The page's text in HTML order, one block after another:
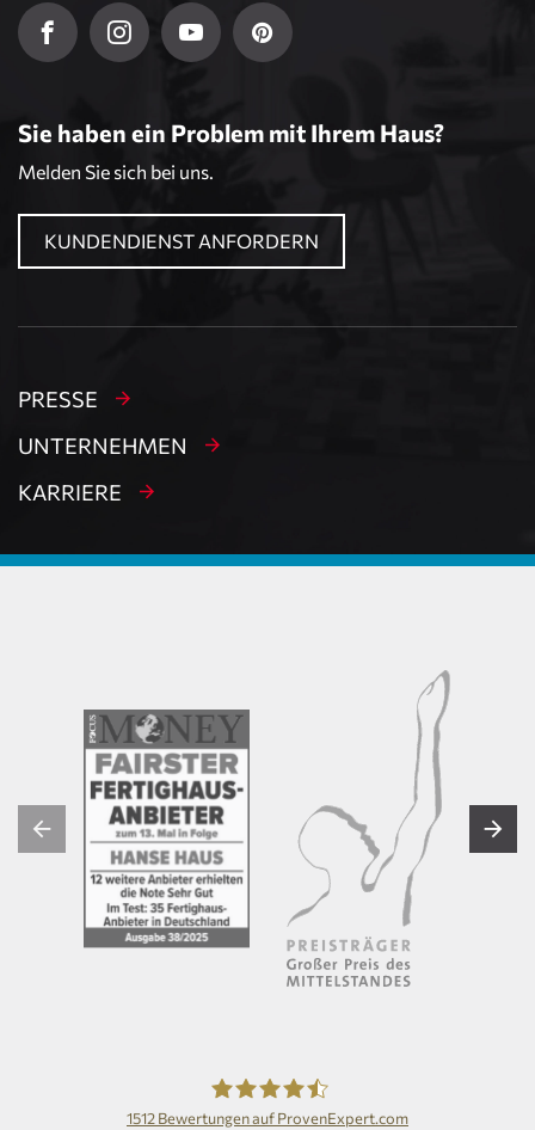
Sie haben ein Problem mit Ihrem Haus?
Melden Sie sich bei uns.
KUNDENDIENST ANFORDERN
PRESSE
UNTERNEHMEN
KARRIERE
1512Bewertungen auf ProvenExpert.com